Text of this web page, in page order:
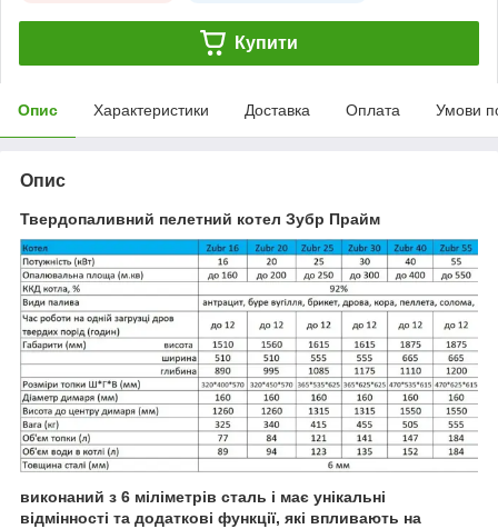
Купити
Опис Характеристики Доставка Оплата Умови
Опис
Твердопаливний пелетний котел Зубр Прайм
виконаний з 6 міліметрів сталь і має унікальні
відмінності та додаткові функції, які впливають на